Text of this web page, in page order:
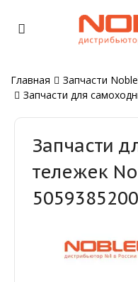
Главная
Запчасти
Запчасти для
Запчасти
тележек